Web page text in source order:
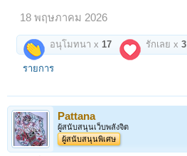
18 พฤษภาคม 2026
อนุโมทนา x17 รักเลย x3
รายการ
Pattana
ผู้สนับสนุนเว็บพลังจิต
ผู้สนับสนุนพิเศษ